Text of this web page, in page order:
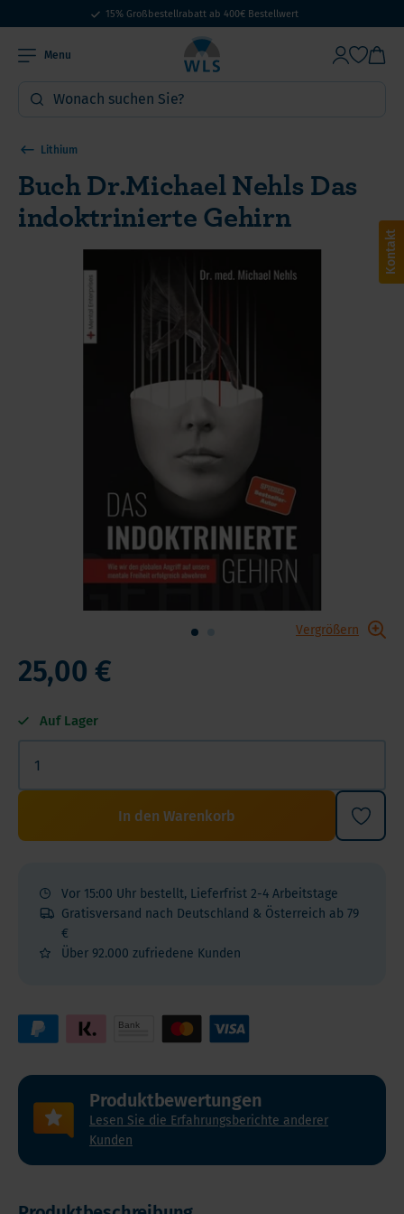
15% Großbestellrabatt ab 400€ Bestellwert
Menu
Lithium
Buch Dr.Michael Nehls Das
indoktrinierte Gehirn
Vergrößern
25,00 €
Auf Lager
In den Warenkorb
Vor 15:00 Uhr bestellt, Lieferfrist 2-4 Arbeitstage
Gratisversand nach Deutschland & Österreich ab 79
€
Über 92.000 zufriedene Kunden
Produktbewertungen
Lesen Sie die Erfahrungsberichte anderer
Kunden
Kontakt